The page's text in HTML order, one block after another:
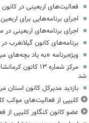
فعالیت‌های اربعینی در کانون
اجرای برنامه‌هایی برای اربعین در مرکز
اجرای برنامه‌های اربعینی در مرکز شماره ۱۰
برنامه‌های کانون گیلانغرب
ویژه‌برنامه «به یاد بچه‌های میناب» در مرکز
مرکز شماره ۱۳
شد
بازدید مدیرکل کانون استان
کلیپی از فعالیت‌های موکب
عضو کانون کنگاور کلیپی از